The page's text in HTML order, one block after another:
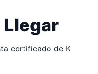
Llegar
certificado de K